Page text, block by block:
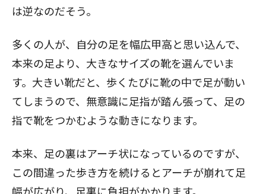
は逆なのだそう。
多くの人が、自分の足を幅広甲高と思い込んで、
本来の足より、大きなサイズの靴を選んでいま
す。大きい靴だと、歩くたびに靴の中で足が動い
てしまうので、無意識に足指が踏ん張って、足の
指で靴をつかむような動きになります。
本来、足の裏はアーチ状になっているのですが、
この間違った歩き方を続けるとアーチが崩れて足